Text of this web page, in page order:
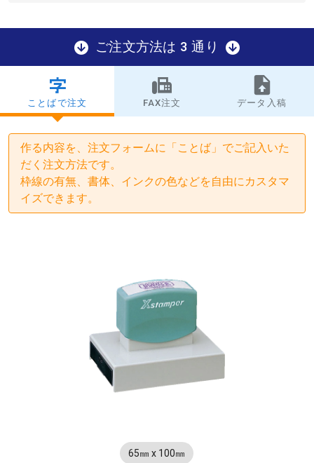
ご注文方法は 3 通り
ことばで注文 FAX注文 データ入稿
作る内容を、注文フォームに「ことば」でご記入いた
だく注文方法です。
枠線の有無、書体、インクの色などを自由にカスタマ
イズできます。
65㎜ x 100㎜